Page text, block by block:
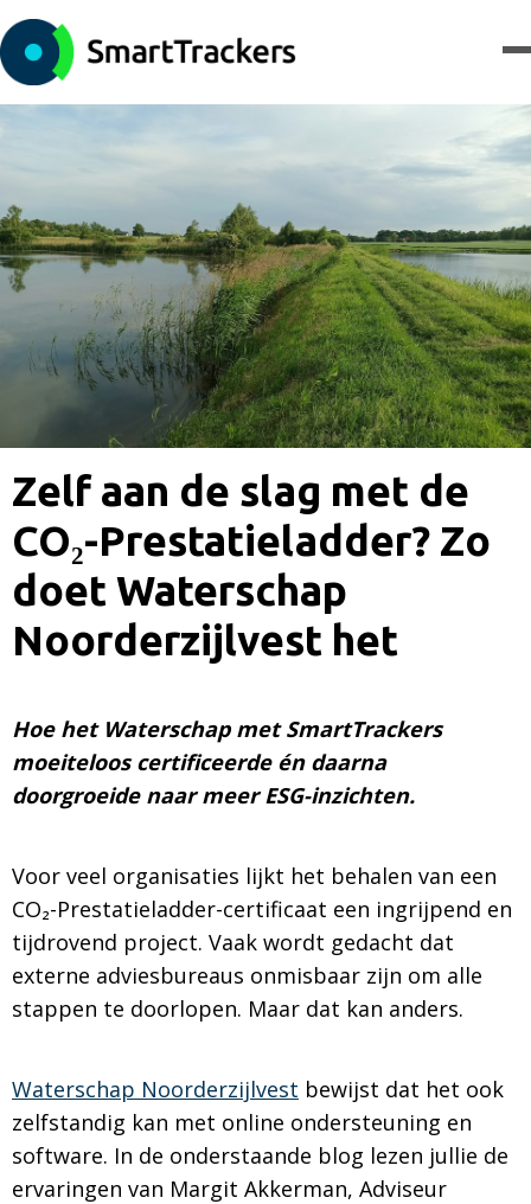
Zelf aan de slag met de
CO₂-Prestatieladder? Zo
doet Waterschap
Noorderzijlvest het
Hoe het Waterschap met SmartTrackers
moeiteloos certificeerde én daarna
doorgroeide naar meer ESG-inzichten.
Voor veel organisaties lijkt het behalen van een
CO₂-Prestatieladder-certificaat een ingrijpend en
tijdrovend project. Vaak wordt gedacht dat
externe adviesbureaus onmisbaar zijn om alle
stappen te doorlopen. Maar dat kan anders.
Waterschap Noorderzijlvest bewijst dat het ook
zelfstandig kan met online ondersteuning en
software. In de onderstaande blog lezen jullie de
ervaringen van Margit Akkerman, Adviseur